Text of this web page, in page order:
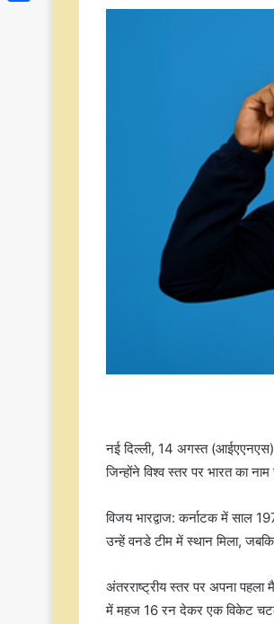
नई दिल्ली, 14 अगस्त
जिन्होंने विश्व स्तर पर भारत का
विजय भारद्वाज: कर्नाटक में साल
उन्हें वनडे टीम में स्थान मिला,
अंतरराष्ट्रीय स्तर पर अपना
में महज 16 रन देकर एक विकेट
Link